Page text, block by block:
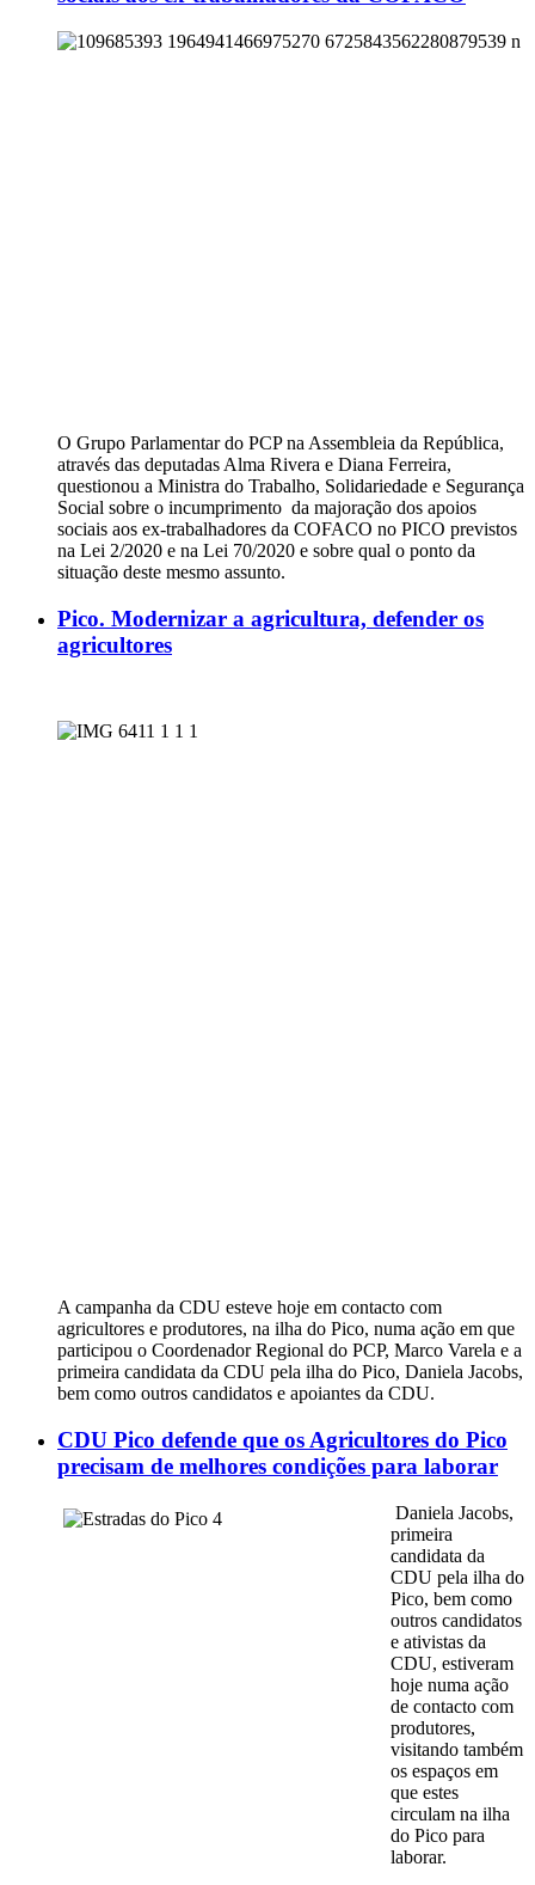
O Grupo Parlamentar do PCP na Assembleia da República,
através das deputadas Alma Rivera e Diana Ferreira,
questionou a Ministra do Trabalho, Solidariedade e Segurança
Social sobre o incumprimento da majoração dos apoios
sociais aos ex-trabalhadores da COFACO no PICO previstos
na Lei 2/2020 e na Lei 70/2020 e sobre qual o ponto da
situação deste mesmo assunto.
Pico. Modernizar a agricultura, defender os
agricultores
A campanha da CDU esteve hoje em contacto com
agricultores e produtores, na ilha do Pico, numa ação em que
participou o Coordenador Regional do PCP, Marco Varela e a
primeira candidata da CDU pela ilha do Pico, Daniela Jacobs,
bem como outros candidatos e apoiantes da CDU.
CDU Pico defende que os Agricultores do Pico
precisam de melhores condições para laborar
Daniela Jacobs,
primeira
candidata da
CDU pela ilha do
Pico, bem como
outros candidatos
e ativistas da
CDU, estiveram
hoje numa ação
de contacto com
produtores,
visitando também
os espaços em
que estes
circulam na ilha
do Pico para
laborar.